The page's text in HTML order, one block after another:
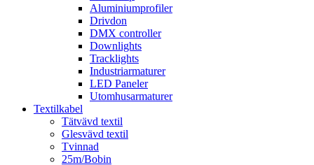
Aluminiumprofiler
Drivdon
DMX controller
Downlights
Tracklights
Industriarmaturer
LED Paneler
Utomhusarmaturer
Textilkabel
Tätvävd textil
Glesvävd textil
Tvinnad
25m/Bobin